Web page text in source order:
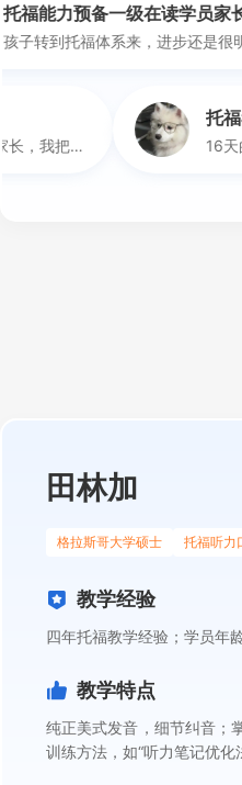
学员家长
托福考冲启航阶在读学
田林加
格拉斯哥大学硕士 托福听力
教学经验
四年托福教学经验；学员年
教学特点
纯正美式发音，细节纠音；
训练方法，如“听力笔记优化